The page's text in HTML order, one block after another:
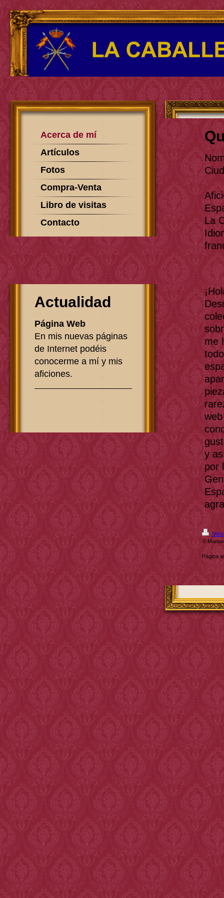
La
me
y
por
©
Página
Acerca de mí
Artículos
Fotos
Compra-Venta
Libro de visitas
Contacto
Actualidad
Página Web
En mis nuevas páginas
de Internet podéis
conocerme a mí y mis
aficiones.